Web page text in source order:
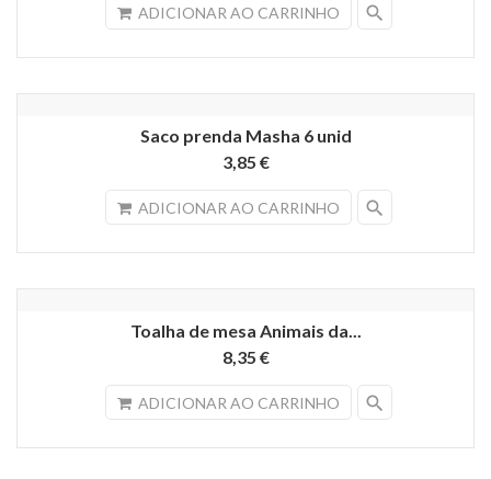
ADICIONAR AO CARRINHO search
Saco prenda Masha 6 unid
3,85 €
ADICIONAR AO CARRINHO search
Toalha de mesa Animais da...
8,35 €
ADICIONAR AO CARRINHO search